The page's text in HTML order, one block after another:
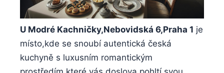
U ‍Modré Kachničky,Nebovidská 6,Praha 1 je
místo,kde se ‍snoubí autentická česká⁤
kuchyně s luxusním romantickým